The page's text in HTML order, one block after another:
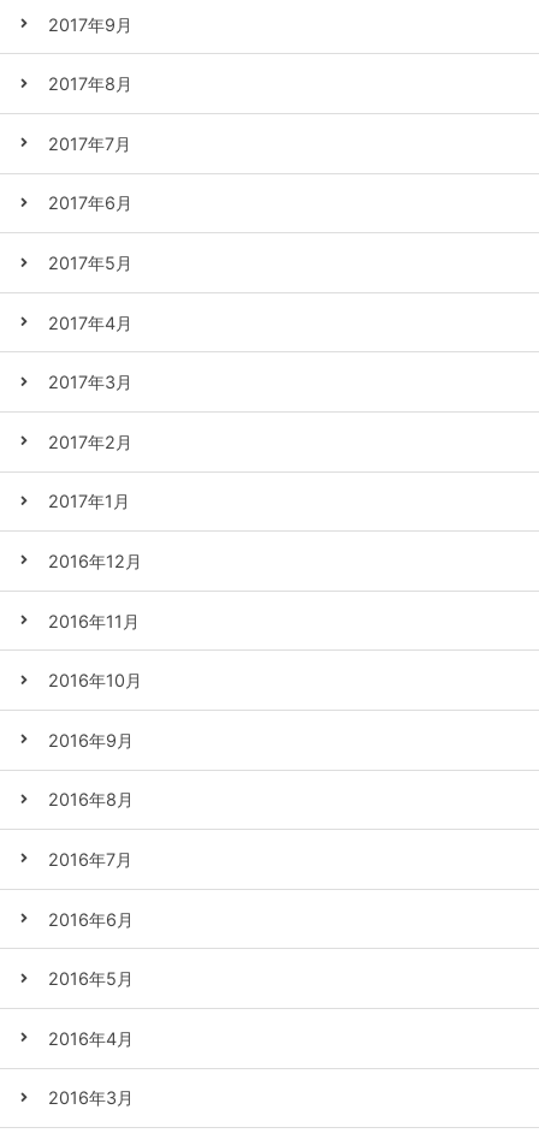
2017年9月
2017年8月
2017年7月
2017年6月
2017年5月
2017年4月
2017年3月
2017年2月
2017年1月
2016年12月
2016年11月
2016年10月
2016年9月
2016年8月
2016年7月
2016年6月
2016年5月
2016年4月
2016年3月